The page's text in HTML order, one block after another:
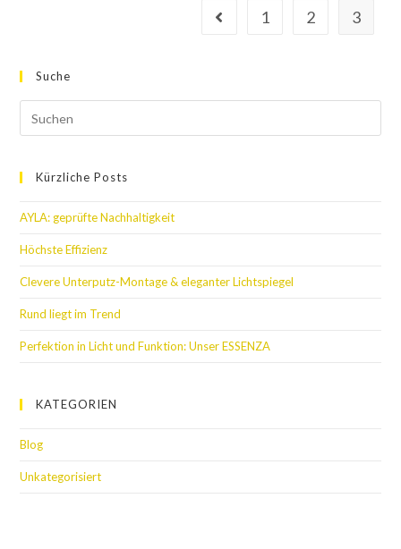
1 2 3
Suche
Kürzliche Posts
AYLA: geprüfte Nachhaltigkeit
Höchste Effizienz
Clevere Unterputz-Montage & eleganter Lichtspiegel
Rund liegt im Trend
Perfektion in Licht und Funktion: Unser ESSENZA
KATEGORIEN
Blog
Unkategorisiert